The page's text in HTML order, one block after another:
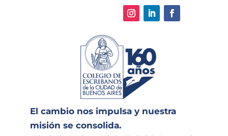
El cambio nos impulsa y nuestra
misión se consolida.